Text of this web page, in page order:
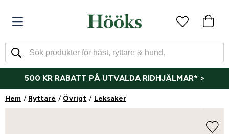
500 KR RABATT PÅ UTVALDA RIDHJÄLMAR* >
Hem Ryttare Övrigt Leksaker